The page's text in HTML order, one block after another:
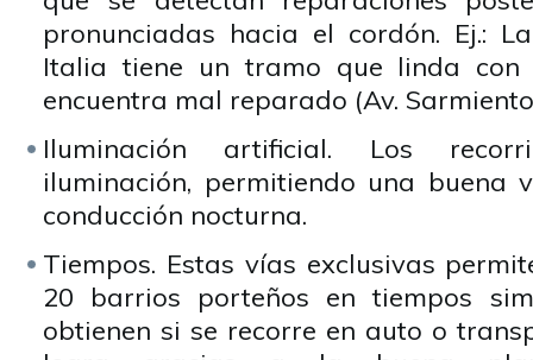
pronunciadas hacia el cordón. Ej.:
Italia tiene un tramo que linda con
encuentra mal reparado (Av.
Iluminación artificial. Los
iluminación, permitiendo una buena
conducción nocturna.
Tiempos. Estas vías exclusivas
20 barrios porteños en tiempos
obtienen si se recorre en auto o